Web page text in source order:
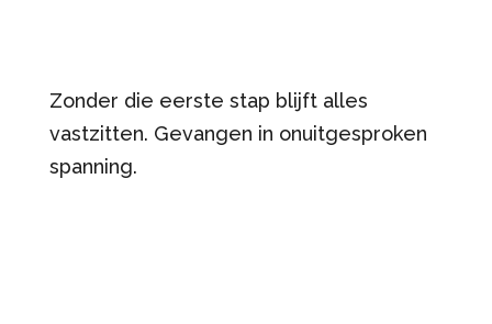
Zonder die eerste stap blijft alles
vastzitten. Gevangen in onuitgesproken
spanning.